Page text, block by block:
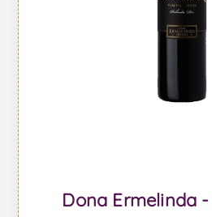
Dona Ermelinda